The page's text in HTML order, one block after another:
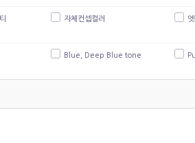
자체컨셉컬러
Blue, Deep Blue tone